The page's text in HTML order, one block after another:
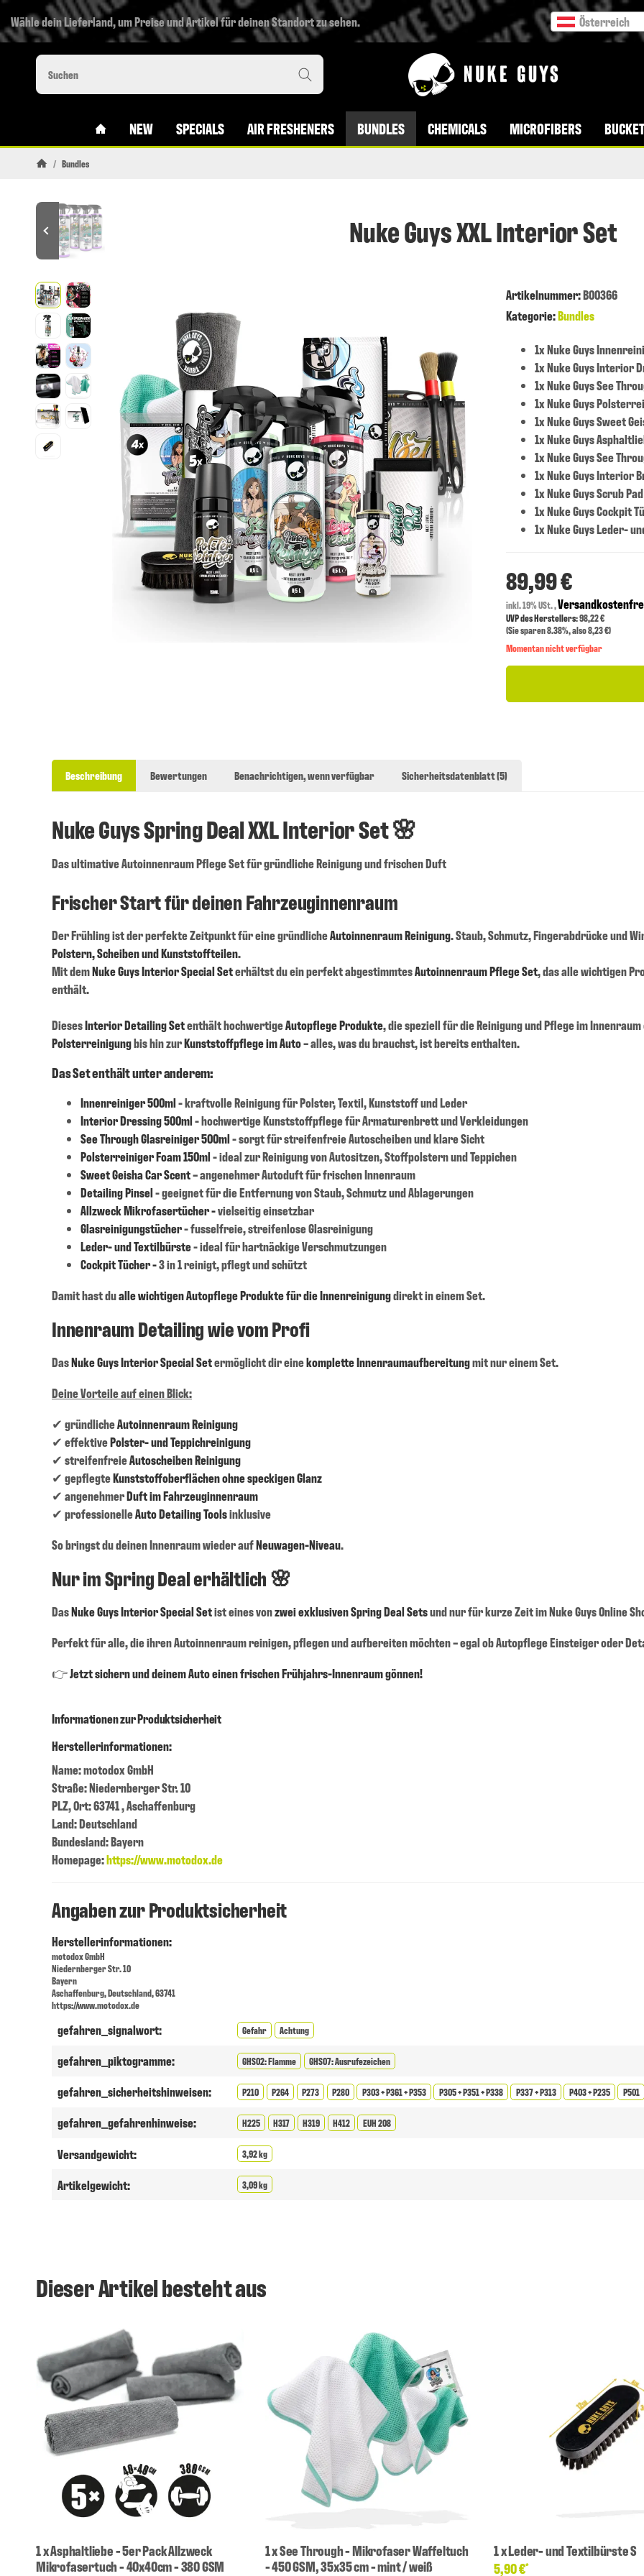
Wähle dein Lieferland, um Preise und Artikel für deinen Standort zu sehen. Österreich
VERSANDKOSTENFREI AB 49 € BESTELLWERT
#CUSTOM.LINKHOME#
NEW SPECIALS AIR FRESHENERS BUNDLES CHEMICALS MICROFIBERS
/ Bundles
Nuke Guys XXL Interior Set
Artikelnummer:B00366
Kategorie:Bundles
1x Nuke Guys
1x Nuke Guys Interior
1x Nuke Guys See
1x Nuke Guys
1x Nuke Guys Sweet
1x Nuke Guys
1x Nuke Guys See
1x Nuke Guys Interior
1x Nuke Guys Scrub Pad
1x Nuke Guys Cockpit
1x Nuke Guys Leder-
89,99 €
inkl. 19% USt. ,
UVP des Herstellers: 98,22 €
(Sie sparen8.38%, also8,23 €)
Momentan nicht verfügbar
Beschreibung Bewertungen Benachrichtigen, wenn verfügbar Sicherheitsdatenblatt (5)
Nuke Guys Spring Deal XXL Interior Set 🌸
Das ultimative Autoinnenraum Pflege Set für gründliche Reinigung und frischen Duft
Frischer Start für deinen Fahrzeuginnenraum
Der Frühling ist der perfekte Zeitpunkt für eine gründlicheAutoinnenraum Reinigung. Staub, Schmutz, Fingerabdrücke und
Polstern, Scheiben und Kunststoffteilen.
Mit demNuke Guys Interior Special Seterhältst du ein perfekt abgestimmtesAutoinnenraum Pflege Set, das alle wichtigen
enthält.
DiesesInterior Detailing Setenthält hochwertigeAutopflege Produkte, die speziell für die Reinigung und Pflege im
Polsterreinigungbis hin zurKunststoffpflege im Auto– alles, was du brauchst, ist bereits enthalten.
Das Set enthält unter anderem:
Innenreiniger 500ml- kraftvolle Reinigung für Polster, Textil, Kunststoff und Leder
Interior Dressing 500ml- hochwertige Kunststoffpflege für Armaturenbrett und Verkleidungen
See Through Glasreiniger 500ml- sorgt für streifenfreie Autoscheiben und klare Sicht
Polsterreiniger Foam 150ml- ideal zur Reinigung von Autositzen, Stoffpolstern und Teppichen
Sweet Geisha Car Scent– angenehmer Autoduft für frischen Innenraum
Detailing Pinsel- geeignet für die Entfernung von Staub, Schmutz und Ablagerungen
Allzweck Mikrofasertücher -vielseitig einsetzbar
Glasreinigungstücher- fusselfreie, streifenlose Glasreinigung
Leder- und Textilbürste- ideal für hartnäckige Verschmutzungen
Cockpit Tücher -3 in 1 reinigt, pflegt und schützt
Damit hast dualle wichtigen Autopflege Produkte für die Innenreinigungdirekt in einem Set.
Innenraum Detailing wie vom Profi
DasNuke Guys Interior Special Setermöglicht dir einekomplette Innenraumaufbereitungmit nur einem Set.
Deine Vorteile auf einen Blick:
✔ gründlicheAutoinnenraum Reinigung
✔ effektivePolster- und Teppichreinigung
✔ streifenfreieAutoscheiben Reinigung
✔ gepflegteKunststoffoberflächen ohne speckigen Glanz
✔ angenehmerDuft im Fahrzeuginnenraum
✔ professionelleAuto Detailing Toolsinklusive
So bringst du deinen Innenraum wieder aufNeuwagen-Niveau.
Nur im Spring Deal erhältlich 🌸
DasNuke Guys Interior Special Setist eines vonzwei exklusiven Spring Deal Setsund nur für kurze Zeit im Nuke Guys Online
Perfekt für alle, die ihren Autoinnenraum reinigen, pflegen und aufbereiten möchten – egal ob Autopflege Einsteiger oder
👉Jetzt sichern und deinem Auto einen frischen Frühjahrs-Innenraum gönnen!
Informationen zur Produktsicherheit
Herstellerinformationen:
Name: motodox GmbH
Straße: Niedernberger Str. 10
PLZ, Ort: 63741 , Aschaffenburg
Land: Deutschland
Bundesland: Bayern
Homepage:https://www.motodox.de
Angaben zur Produktsicherheit
Herstellerinformationen:
motodox GmbH
Niedernberger Str. 10
Bayern
Aschaffenburg, Deutschland, 63741
https://www.motodox.de
gefahren_signalwort: Gefahr Achtung
gefahren_piktogramme: GHS02: Flamme GHS07: Ausrufezeichen
gefahren_sicherheitshinweisen: P210 P264 P273 P280 P303 + P361 + P353 P305 + P351 + P338 P337 + P313 P403 + P235 P501
gefahren_gefahrenhinweise: H225 H317 H319 H412 EUH 208
Versandgewicht: 3,92 kg
Artikelgewicht: 3,09 kg
Dieser Artikel besteht aus
1xAsphaltliebe - 5er Pack Allzweck
Mikrofasertuch - 40x40cm - 380 GSM
1xSee Through - Mikrofaser Waffeltuch
- 450 GSM, 35x35 cm - mint / weiß
1xLeder- und Textilbürste S
5,90 €*